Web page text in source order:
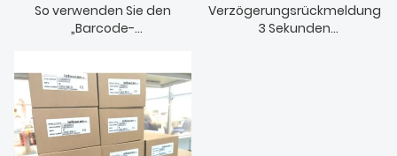
So verwenden Sie den
„Barcode-
korrekt ist oder nicht an
einem Produkt in einer
Produktionslinie angebracht
ist
Verzögerungsrückmeldung
3 Sekunden